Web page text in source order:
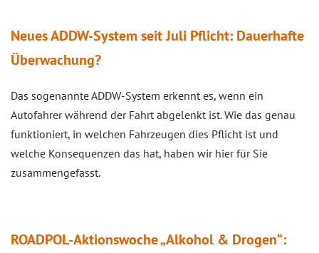
Neues ADDW-System seit Juli Pflicht: Dauerhafte
Überwachung?
Das sogenannte ADDW-System erkennt es, wenn ein
Autofahrer während der Fahrt abgelenkt ist. Wie das genau
funktioniert, in welchen Fahrzeugen dies Pflicht ist und
welche Konsequenzen das hat, haben wir hier für Sie
zusammengefasst.
ROADPOL-Aktionswoche „Alkohol & Drogen“: